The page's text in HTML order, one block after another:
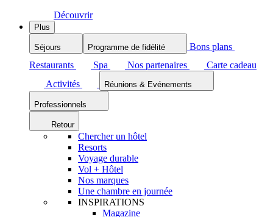
Découvrir
Plus
Séjours Programme de fidélité
Bons plans
Restaurants
Spa Nos partenaires
Carte cadeau
Activités
Réunions & Evénements
Professionnels
Retour
Chercher un hôtel
Resorts
Voyage durable
Vol + Hôtel
Nos marques
Une chambre en journée
INSPIRATIONS
Magazine